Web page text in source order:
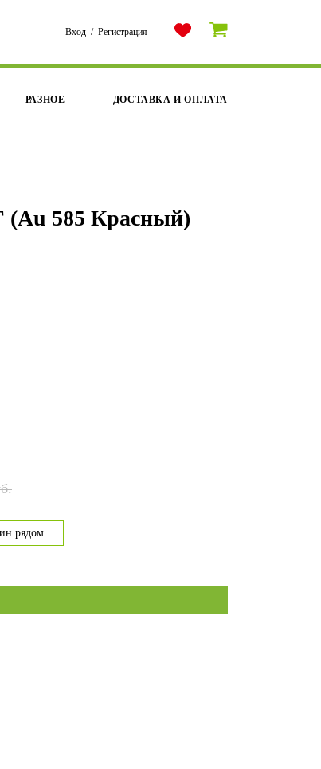
Вход / Регистрация
РАЗНОЕ ДОСТАВКА И ОПЛАТА
585 Красный)
рядом